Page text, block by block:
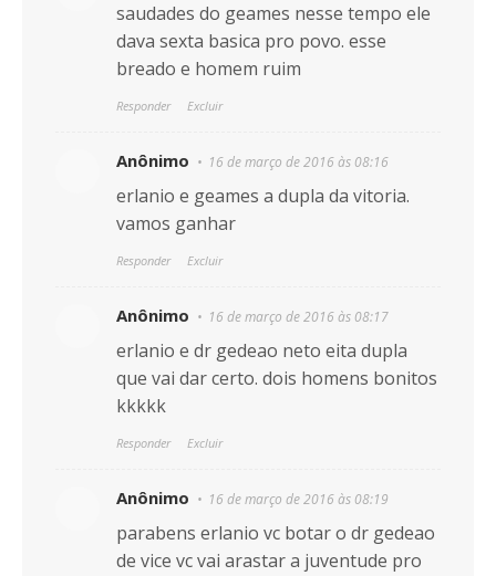
saudades do geames nesse tempo ele
dava sexta basica pro povo. esse
breado e homem ruim
Responder Excluir
Anônimo 16 de março de 2016 às 08:16
erlanio e geames a dupla da vitoria.
vamos ganhar
Responder Excluir
Anônimo 16 de março de 2016 às 08:17
erlanio e dr gedeao neto eita dupla
que vai dar certo. dois homens bonitos
kkkkk
Responder Excluir
Anônimo 16 de março de 2016 às 08:19
parabens erlanio vc botar o dr gedeao
de vice vc vai arastar a juventude pro